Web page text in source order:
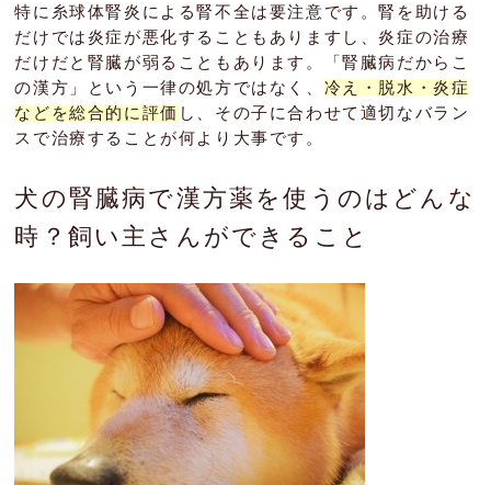
特に糸球体腎炎による腎不全は要注意です。腎を助ける
だけでは炎症が悪化することもありますし、炎症の治療
だけだと腎臓が弱ることもあります。「腎臓病だからこ
の漢方」という一律の処方ではなく、 冷え・脱水・炎症
などを総合的に評価 し、その子に合わせて適切なバラン
スで治療することが何より大事です。
犬の腎臓病で漢方薬を使うのはどんな
時？飼い主さんができること